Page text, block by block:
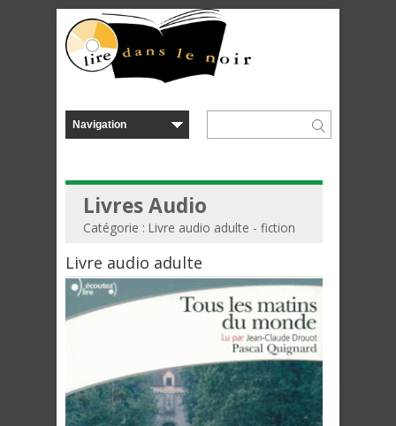
Livres Audio
Catégorie : Livre audio adulte - fiction
Livre audio adulte